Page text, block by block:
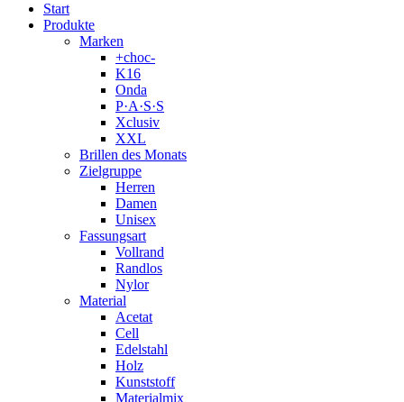
Start
Produkte
Marken
+choc-
K16
Onda
P·A·S·S
Xclusiv
XXL
Brillen des Monats
Zielgruppe
Herren
Damen
Unisex
Fassungsart
Vollrand
Randlos
Nylor
Material
Acetat
Cell
Edelstahl
Holz
Kunststoff
Materialmix